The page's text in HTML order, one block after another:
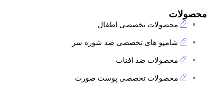
محصولات
محصولات تخصصی اطفال
شامپو های تخصصی ضد شوره سر
محصولات ضد افتاب
محصولات تخصصی پوست صورت